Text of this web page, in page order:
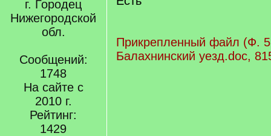
г. Городец
Нижегородской
обл.
Сообщений:
1748
На сайте с
2010 г.
Рейтинг:
1429
]
Прикрепленный файл (Ф.
Балахнинский уезд.doc,